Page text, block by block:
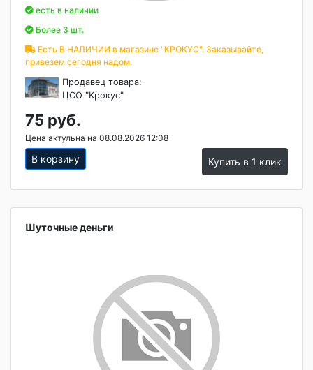
есть в наличии
Более 3 шт.
Есть В НАЛИЧИИ в магазине "КРОКУС". Заказывайте,
привезем сегодня надом.
Продавец товара:
ЦСО "Крокус"
75 руб.
Цена актульна на 08.08.2026 12:08
В корзину Купить в 1 клик
Шуточные деньги